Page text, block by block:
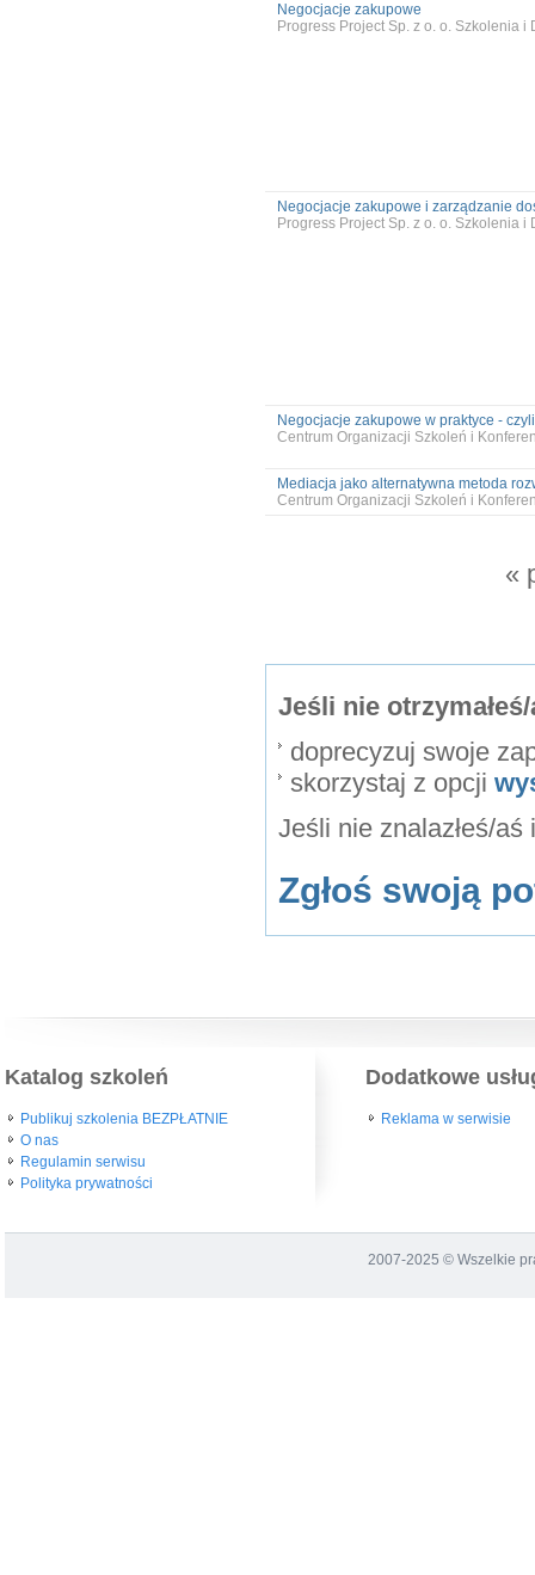
Negocjacje zakupowe
Progress Project Sp. z o. o. Szkolenia i
Negocjacje zakupowe i zarządzanie
Progress Project Sp. z o. o. Szkolenia i
Negocjacje zakupowe w praktyce -
Centrum Organizacji Szkoleń i
Mediacja jako alternatywna metoda
Centrum Organizacji Szkoleń i
«
Jeśli nie
doprecyzuj swoje
skorzystaj z opcji
Jeśli nie znalazłeś/
Zgłoś swoją
Katalog szkoleń
Publikuj szkolenia BEZPŁATNIE
O nas
Regulamin serwisu
Polityka prywatności
Dodatkowe
Reklama w serwisie
2007-2025 © Wszelkie